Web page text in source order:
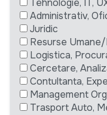
Tehnologie, IT,
Administrativ,
Juridic
Resurse Umane/
Logistica,
Cercetare,
Contultanta,
Management
Trasport Auto,